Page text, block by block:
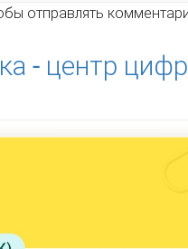
отправлять
- центр